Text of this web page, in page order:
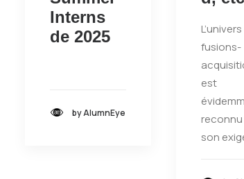
Interns
de 2025
by AlumnEye
fusions-
est
son